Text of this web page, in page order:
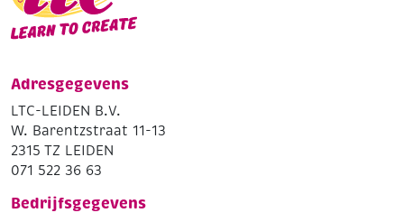
Adresgegevens
LTC-LEIDEN B.V.
W. Barentzstraat 11-13
2315 TZ LEIDEN
071 522 36 63
Bedrijfsgegevens